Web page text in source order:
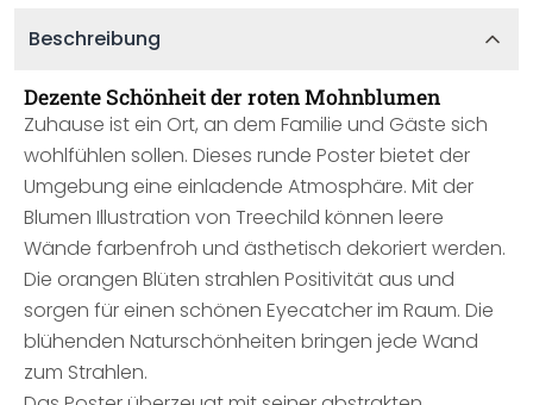
Beschreibung
Dezente Schönheit der roten Mohnblumen
Zuhause ist ein Ort, an dem Familie und Gäste sich
wohlfühlen sollen. Dieses runde Poster bietet der
Umgebung eine einladende Atmosphäre. Mit der
Blumen Illustration von Treechild können leere
Wände farbenfroh und ästhetisch dekoriert werden.
Die orangen Blüten strahlen Positivität aus und
sorgen für einen schönen Eyecatcher im Raum. Die
blühenden Naturschönheiten bringen jede Wand
zum Strahlen.